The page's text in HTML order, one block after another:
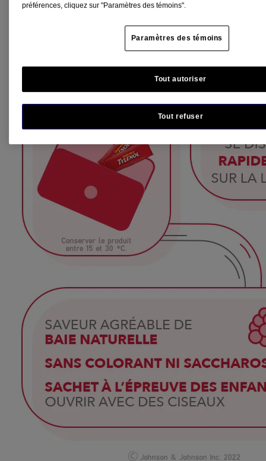
préférences, cliquez sur "Paramètres des témoins".
Paramètres des témoins
Tout refuser
Tout autoriser